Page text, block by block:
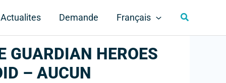
Actualites Demande Français Rechercher
GUARDIAN HEROES
– AUCUN